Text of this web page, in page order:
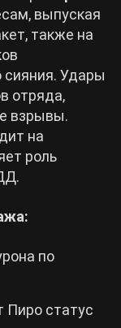
выпуская
также на
сияния. Удары
отряда,
взрывы.
на
роль
по
Пиро статус